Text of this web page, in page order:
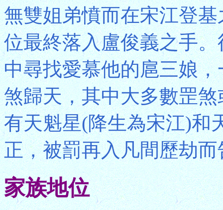
無雙姐弟憤而在宋江登
位最終落入盧俊義之手
中尋找愛慕他的扈三娘
煞歸天，其中大多數罡
有天魁星(降生為宋江)和
正，被罰再入凡間歷劫而
家族地位